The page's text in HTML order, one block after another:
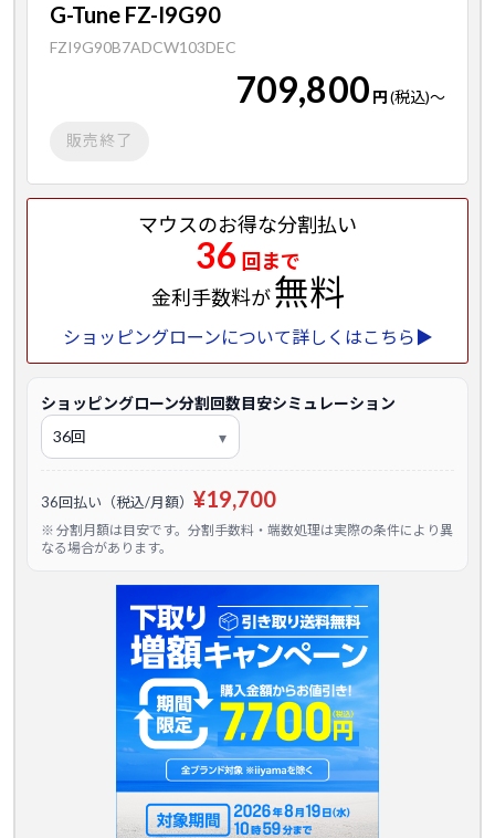
G-Tune FZ-I9G90
FZI9G90B7ADCW103DEC
709,800 円(税込)～
販売終了
マウスのお得な分割払い
36 回まで
金利手数料が無料
ショッピングローンについて詳しくはこちら▶
ショッピングローン分割回数目安シミュレーション
36回払い（税込/月額） ¥19,700
※ 分割月額は目安です。分割手数料・端数処理は実際の条件により異
なる場合があります。